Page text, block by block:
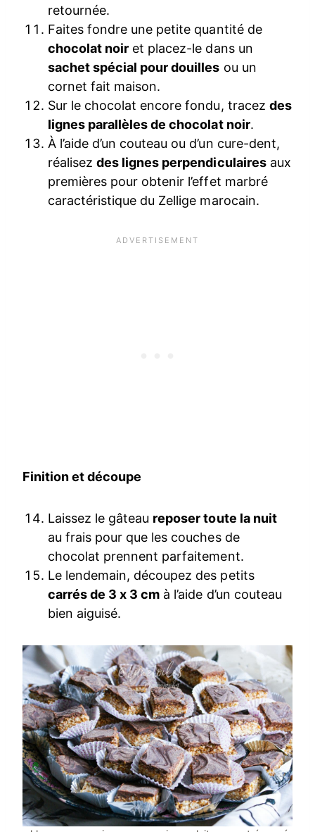
retournée.
Faites fondre une petite quantité de
chocolat noir et placez-le dans un
sachet spécial pour douilles ou un
cornet fait maison.
Sur le chocolat encore fondu, tracez des
lignes parallèles de chocolat noir.
À l’aide d’un couteau ou d’un cure-dent,
réalisezdes lignes perpendiculairesaux
premières pour obtenir l’effet marbré
caractéristique du Zellige marocain.
Finition et découpe
Laissez le gâteau reposer toute la nuit
au frais pour que les couches de
chocolat prennent parfaitement.
Le lendemain, découpez des petits
carrés de 3 x 3 cm à l’aide d’un couteau
bien aiguisé.